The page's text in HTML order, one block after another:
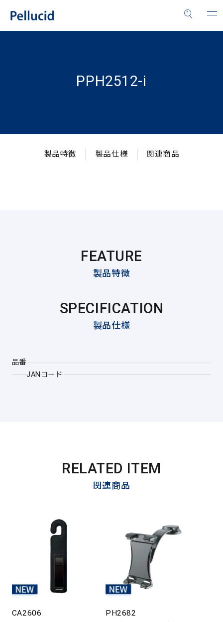
PPH2512-i
製品特徴 製品仕様 関連商品
FEATURE
製品特徴
SPECIFICATION
製品仕様
品番
JANコード
RELATED ITEM
関連商品
CA2606
PH2682